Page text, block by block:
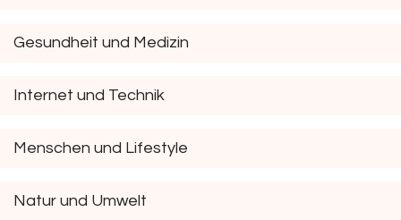
Gesundheit und Medizin
Internet und Technik
Menschen und Lifestyle
Natur und Umwelt